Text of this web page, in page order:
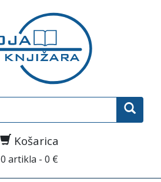
Košarica
0 artikla - 0 €